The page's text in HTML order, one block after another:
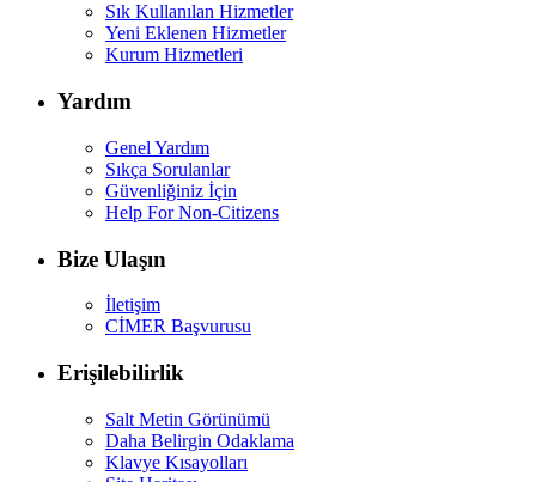
Sık Kullanılan Hizmetler
Yeni Eklenen Hizmetler
Kurum Hizmetleri
Yardım
Genel Yardım
Sıkça Sorulanlar
Güvenliğiniz İçin
Help For Non-Citizens
Bize Ulaşın
İletişim
CİMER Başvurusu
Erişilebilirlik
Salt Metin Görünümü
Daha Belirgin Odaklama
Klavye Kısayolları